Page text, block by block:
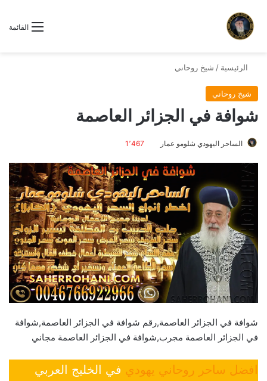
القائمة
الرئيسية / شيخ روحاني
شيخ روحاني
شوافة في الجزائر العاصمة
الساحر اليهودي شلومو عمار 1٬467
شوافة في الجزائر العاصمة,رقم شوافة في الجزائر العاصمة,شوافة
في الجزائر العاصمة مجرب,شوافة في الجزائر العاصمة مجاني
افضل ساحر روحاني يهودي في الخليج العربي